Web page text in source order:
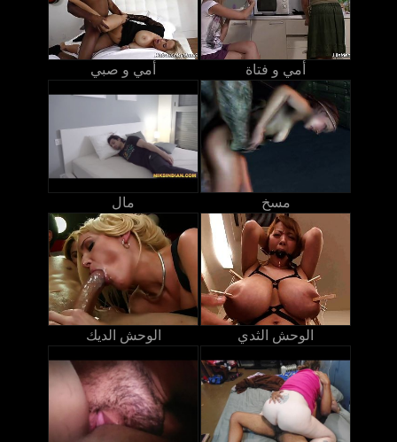
أمي و صبي أمي و فتاة
مال مسخ
الوحش الديك الوحش الثدي